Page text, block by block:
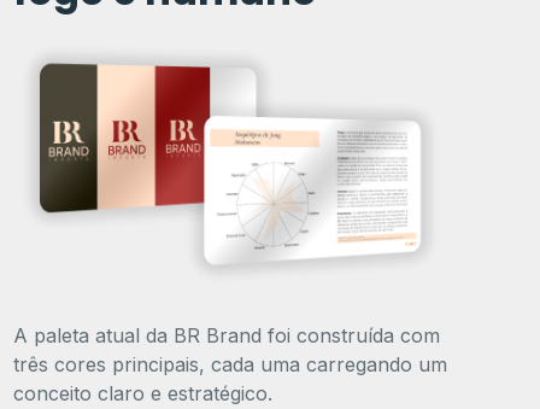
A paleta atual da BR Brand foi construída com
três cores principais, cada uma carregando um
conceito claro e estratégico.